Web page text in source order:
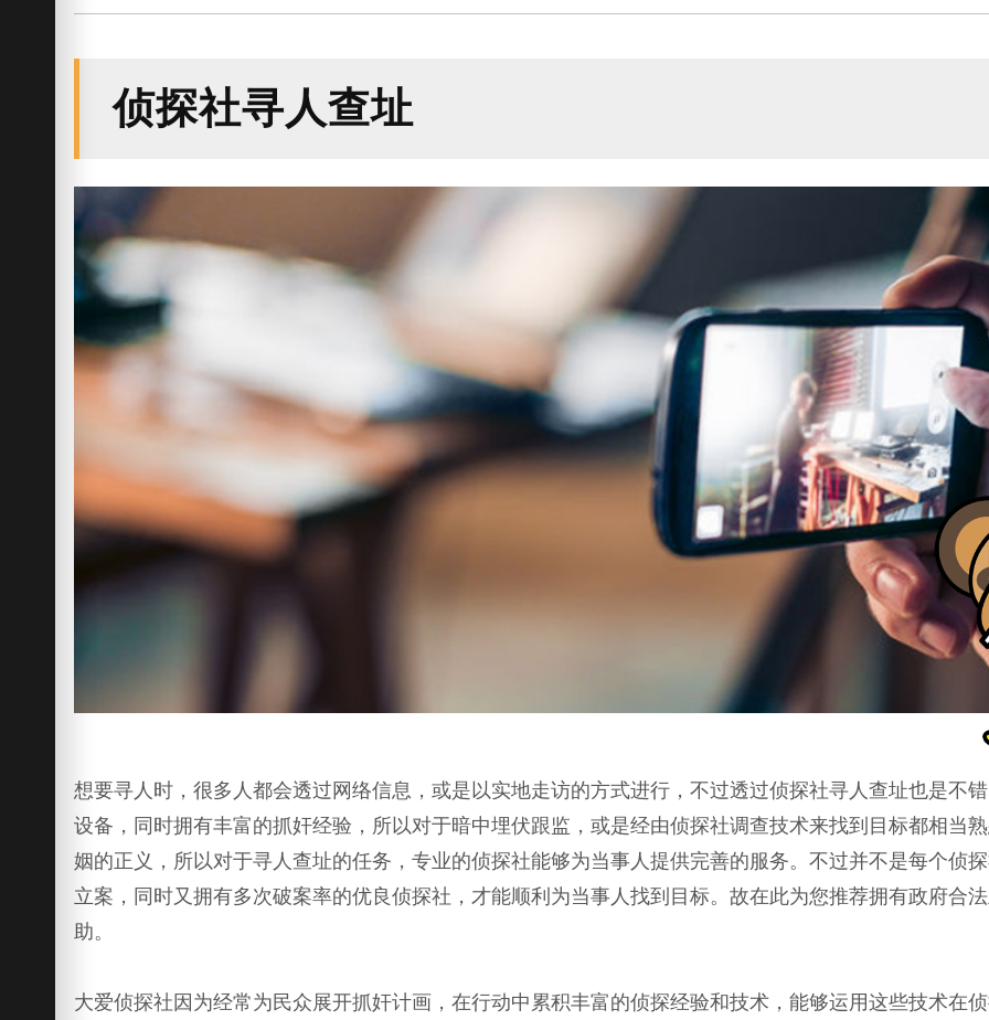
侦探社寻人查址
想要寻人时，很多人都会透过网络信息，或是以实地走访的方式进行，不过透过侦探社寻人查址也是不
设备，同时拥有丰富的抓奸经验，所以对于暗中埋伏跟监，或是经由侦探社调查技术来找到目标都相当
姻的正义，所以对于寻人查址的任务，专业的侦探社能够为当事人提供完善的服务。不过并不是每个侦
立案，同时又拥有多次破案率的优良侦探社，才能顺利为当事人找到目标。故在此为您推荐拥有政府合
助。
大爱侦探社因为经常为民众展开抓奸计画，在行动中累积丰富的侦探经验和技术，能够运用这些技术在